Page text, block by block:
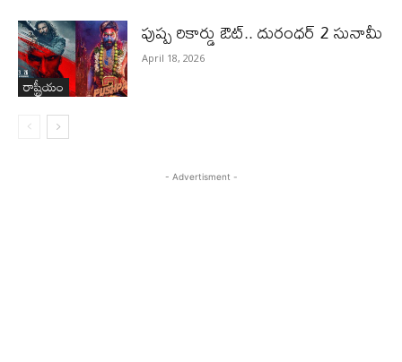
రాష్ట్రీయం
పుష్ప రికార్డు ఔట్‌.. దురంధ‌ర్ 2 సునామీ
April 18, 2026
- Advertisment -